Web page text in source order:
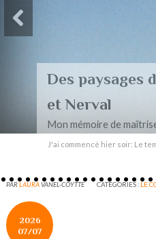
Des paysages
et Nerval
Mon mémoire de
J'ai commencé hier soir: Le
PARLAURAVANEL-COYTTE CATÉGORIES : LE
2026
07/07